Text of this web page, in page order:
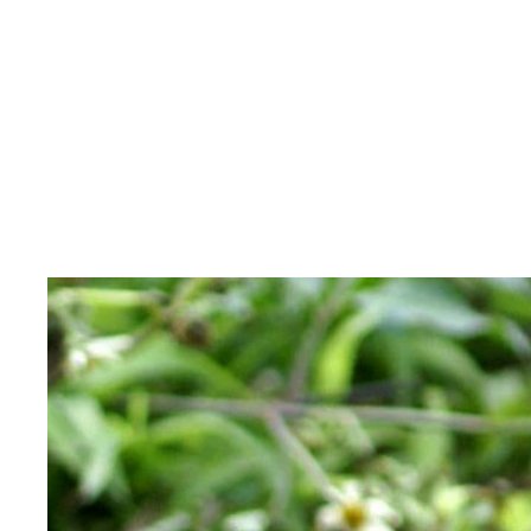
カーペットパイソン
キングコブラ（写真提供／ジャパン・スネークセ